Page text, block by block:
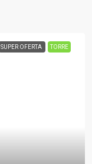
SUPER OFERTA TORRE